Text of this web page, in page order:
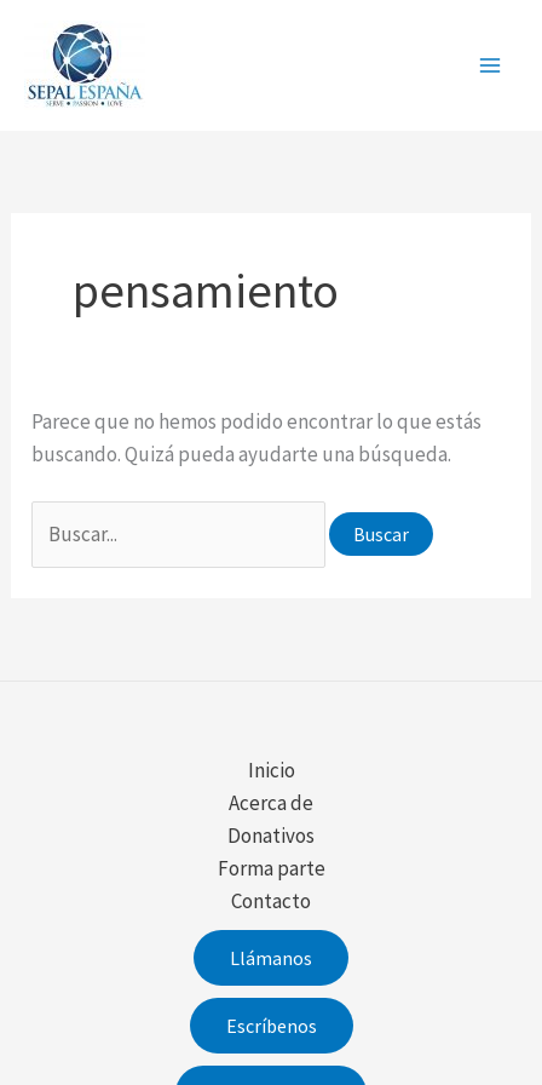
contenido
pensamiento
Parece que no hemos podido encontrar lo que estás
buscando. Quizá pueda ayudarte una búsqueda.
por:
Inicio
Acerca de
Donativos
Forma parte
Contacto
Llámanos
Escríbenos